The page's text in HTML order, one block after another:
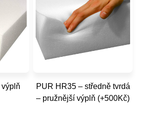
PUR HR35 – středně tvrdá
– pružnější výplň (+500Kč)